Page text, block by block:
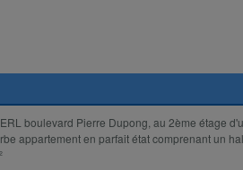
boulevard Pierre Dupong, au 2ème étage
appartement en parfait état comprenant un